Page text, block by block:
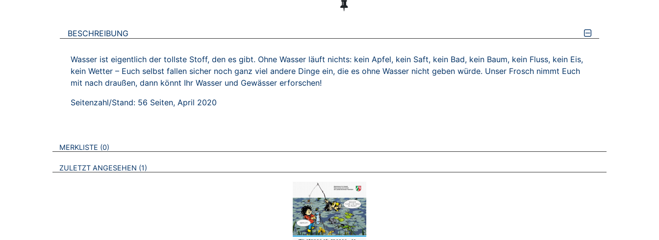
BESCHREIBUNG
Wasser ist eigentlich der tollste Stoff, den es gibt. Ohne Wasser läuft nichts: kein Apfel, kein Saft, kein Bad, kein Baum, kein Fluss, kein Eis,
kein Wetter – Euch selbst fallen sicher noch ganz viel andere Dinge ein, die es ohne Wasser nicht geben würde. Unser Frosch nimmt Euch
mit nach draußen, dann könnt Ihr Wasser und Gewässer erforschen!
Seitenzahl/Stand: 56 Seiten, April 2020
VERWEISE AUF VERMERKTE- ODER ZULETZT ANGESEHENE BROSCHÜREN
MERKLISTE 0
ZULETZT ANGESEHEN 1